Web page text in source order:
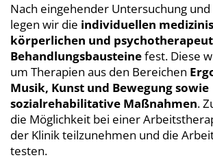
Nach eingehender Untersuchung
legen wir die individuellen
körperlichen und
Behandlungsbausteinefest. Diese
um Therapien aus den Bereichen
Musik, Kunst und Bewegung sowie
sozialrehabilitative Maßnahmen.
die Möglichkeit bei einer
der Klinik teilzunehmen und die
testen.